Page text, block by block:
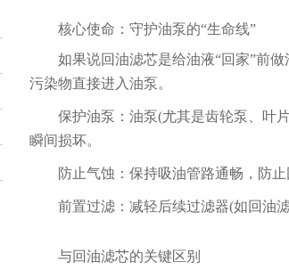
核心使命：守护油泵的“生命线”
如果说回油滤芯是给油液“回家”前做
污染物直接进入油泵。
保护油泵：油泵(尤其是齿轮泵、叶片
瞬间损坏。
防止气蚀：保持吸油管路通畅，防止
前置过滤：减轻后续过滤器(如回油滤
与回油滤芯的关键区别